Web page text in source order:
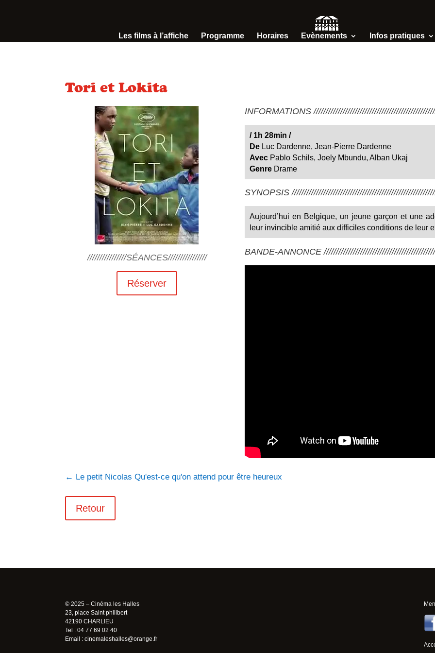
Les films à l’affiche Programme Horaires Evènements Infos pratiques
Tori et Lokita
////////////////SÉANCES////////////////
Réserver
INFORMATIONS
/1h 28min /
De Luc Dardenne, Jean-Pierre Dardenne
AvecPablo Schils, Joely Mbundu, Alban Ukaj
Genre Drame
SYNOPSIS
Aujourd’hui en Belgique, un jeune garçon et une
leur invincible amitié aux difficiles conditions de leur
BANDE-ANNONCE
← Le petit Nicolas Qu'est-ce qu'on attend pour être heureux
Retour
© 2025 – Cinéma les Halles
23, place Saint philibert
42190 CHARLIEU
Tel : 04 77 69 02 40
Email :cinemaleshalles@orange.fr